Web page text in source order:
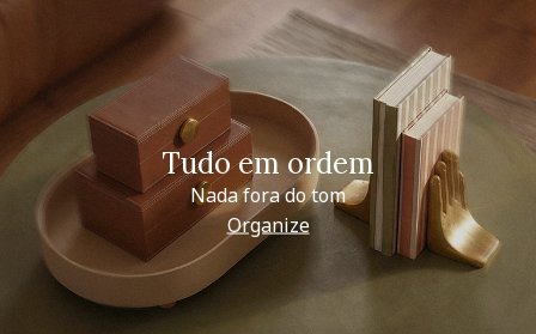
Tudo em ordem
Nada fora do tom
Organize